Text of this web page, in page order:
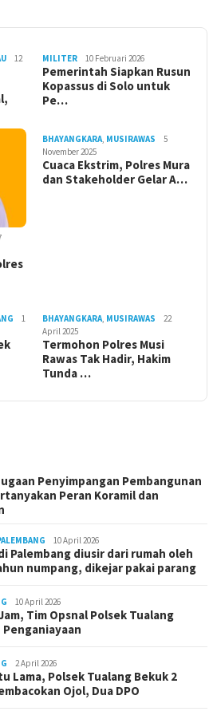
12
MILITER 10 Februari 2026
Pemerintah Siapkan Rusun
Kopassus di Solo untuk
Pe…
BHAYANGKARA, MUSIRAWAS
5
November 2025
Cuaca Ekstrim, Polres Mura
dan Stakeholder Gelar A…
1
BHAYANGKARA, MUSIRAWAS
22
April 2025
Termohon Polres Musi
Rawas Tak Hadir, Hakim
Tunda …
Penyimpangan Pembangunan
Peran Koramil dan
10 April 2026
Palembang diusir dari rumah oleh
numpang, dikejar pakai parang
10 April 2026
Tim Opsnal Polsek Tualang
Penganiayaan
2 April 2026
Lama, Polsek Tualang Bekuk 2
Ojol, Dua DPO